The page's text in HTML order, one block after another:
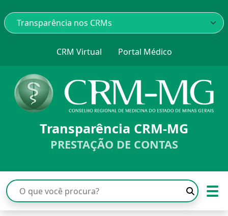
CRM Virtual Portal Médico
Transparência CRM-MG
PRESTAÇÃO DE CONTAS
☰